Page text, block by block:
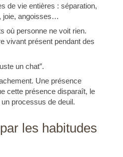
de vie entières : séparation,
joie, angoisses…
où personne ne voit rien.
vivant présent pendant des
un chat”.
Une présence
cette présence disparaît, le
processus de deuil.
les habitudes